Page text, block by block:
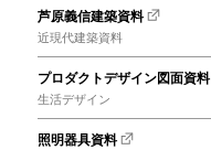
芦原義信建築資料
近現代建築資料
プロダクトデザイン図面資料
生活デザイン
照明器具資料